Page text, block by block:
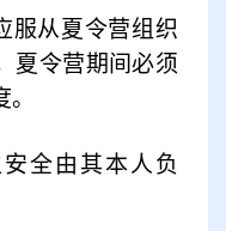
服从夏令营组织
夏令营期间必须
全由其本人负